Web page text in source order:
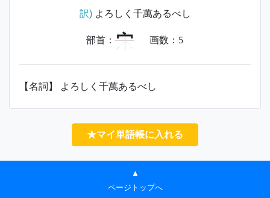
訳)よろしく千萬あるべし
部首： 宀 画数： 5
【名詞】 よろしく千萬あるべし
★マイ単語帳に入れる
▲
ページトップへ